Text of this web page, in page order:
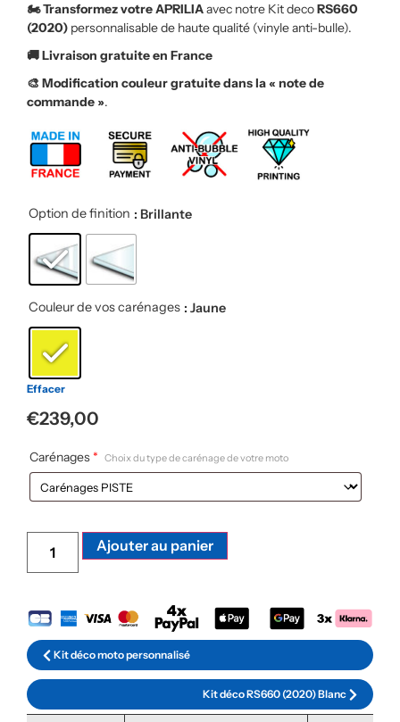
🏍️ Transformez votre APRILIAavec notre Kit decoRS660
(2020) personnalisable de haute qualité (vinyle anti-bulle).
🚚 Livraison gratuite en France
🎨 Modification couleur gratuite dans la « note de
commande ».
Option de finition : Brillante
Couleur de vos carénages : Jaune
Effacer
€239,00
Carénages * Choix du type de carénage de votre moto
Ajouter au panier
Kit déco moto personnalisé
Kit déco RS660 (2020) Blanc